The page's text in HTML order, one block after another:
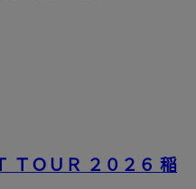
ＴＯＵＲ ２０２６ 稲